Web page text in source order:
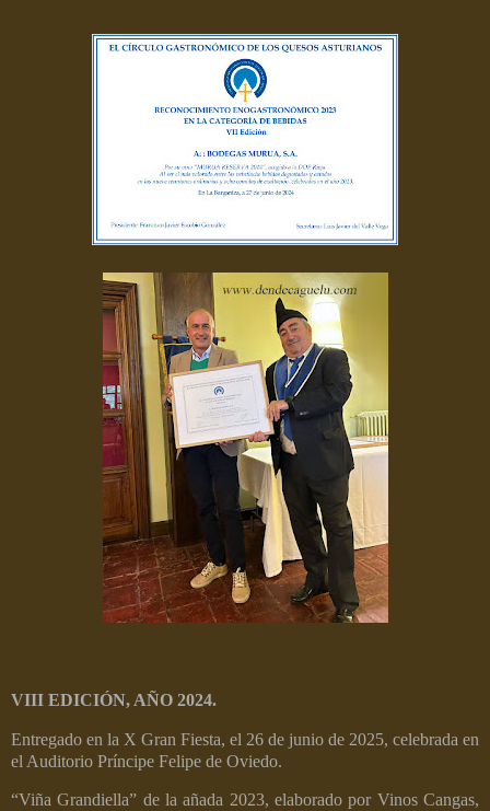
VIII EDICIÓN, AÑO 2024.
Entregado en la X Gran Fiesta, el 26 de junio de 2025, celebrada en
el Auditorio Príncipe Felipe de Oviedo.
“Viña Grandiella” de la añada 2023, elaborado por Vinos Cangas,